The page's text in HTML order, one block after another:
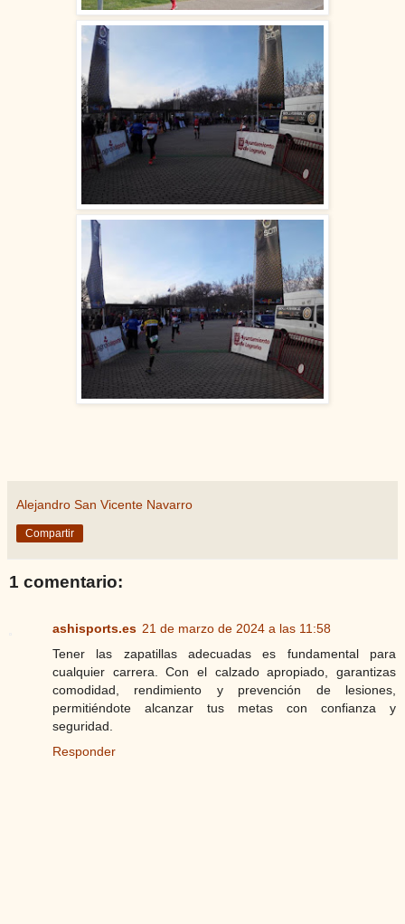
Alejandro San Vicente Navarro
Compartir
1 comentario:
ashisports.es 21 de marzo de 2024 a las 11:58
Tener las zapatillas adecuadas es fundamental para
cualquier carrera. Con el calzado apropiado, garantizas
comodidad, rendimiento y prevención de lesiones,
permitiéndote alcanzar tus metas con confianza y
seguridad.
Responder